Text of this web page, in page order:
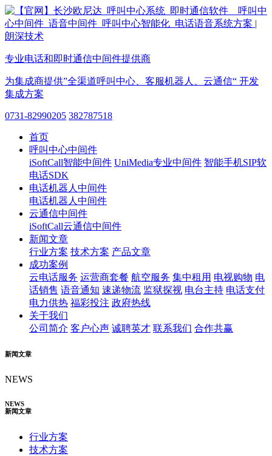
专业电话和即时通信中间件提供商
为集成商提供”全渠道呼叫中心、客服机器人、云通信“ 开发
集成方案
0731-82990205 382787518
首页
呼叫中心中间件
iSoftCall智能中间件 UniMedia专业中间件 智能手机SIP软
电话SDK
电话机器人中间件
电话机器人中间件
云通信中间件
iSoftCall云通信中间件
新闻文章
行业方案 技术方案 产品文章
成功案例
云电话服务 运营商套餐 航空服务 集中租用 电视购物 电
话销售 语音通知 速递物流 监狱探视 电台主持 电话支付
电力供热 福彩投注 政府热线
关于我们
公司简介 客户心声 诚聘英才 联系我们 合作共赢
新闻文章
NEWS
NEWS
新闻文章
行业方案
技术方案